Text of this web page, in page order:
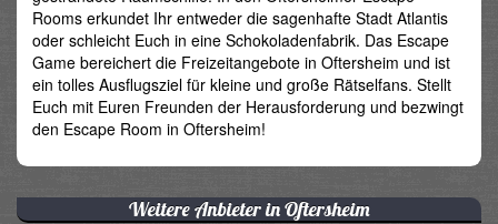
Rooms erkundet Ihr entweder die sagenhafte Stadt Atlantis
oder schleicht Euch in eine Schokoladenfabrik. Das Escape
Game bereichert die Freizeitangebote in Oftersheim und ist
ein tolles Ausflugsziel für kleine und große Rätselfans. Stellt
Euch mit Euren Freunden der Herausforderung und bezwingt
den Escape Room in Oftersheim!
Weitere Anbieter in Oftersheim